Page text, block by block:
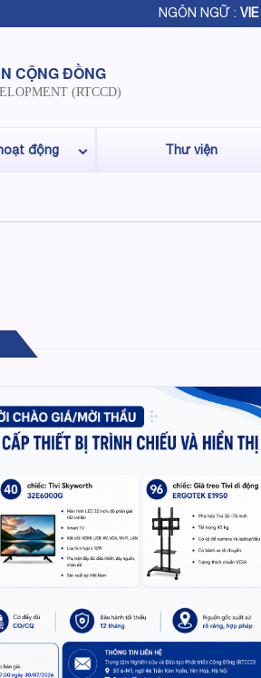
NGÔN NGỮ : VIE|
CỘNG ĐỒNG
(RTCCD)
động Thư viện